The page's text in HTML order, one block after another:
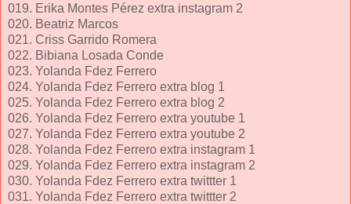
019. Erika Montes Pérez extra instagram 2
020. Beatriz Marcos
021. Criss Garrido Romera
022. Bibiana Losada Conde
023. Yolanda Fdez Ferrero
024. Yolanda Fdez Ferrero extra blog 1
025. Yolanda Fdez Ferrero extra blog 2
026. Yolanda Fdez Ferrero extra youtube 1
027. Yolanda Fdez Ferrero extra youtube 2
028. Yolanda Fdez Ferrero extra instagram 1
029. Yolanda Fdez Ferrero extra instagram 2
030. Yolanda Fdez Ferrero extra twittter 1
031. Yolanda Fdez Ferrero extra twittter 2